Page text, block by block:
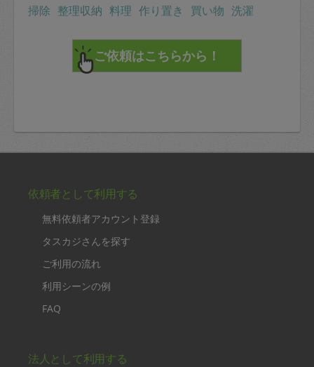
掃除 整理収納 料理 作り置き 買い物 洗濯
依頼者として利用する
無料依頼者アカウント登録
タスカジさんを探す
ご利用の流れ
利用シーンの例
FAQ
法人として利用する